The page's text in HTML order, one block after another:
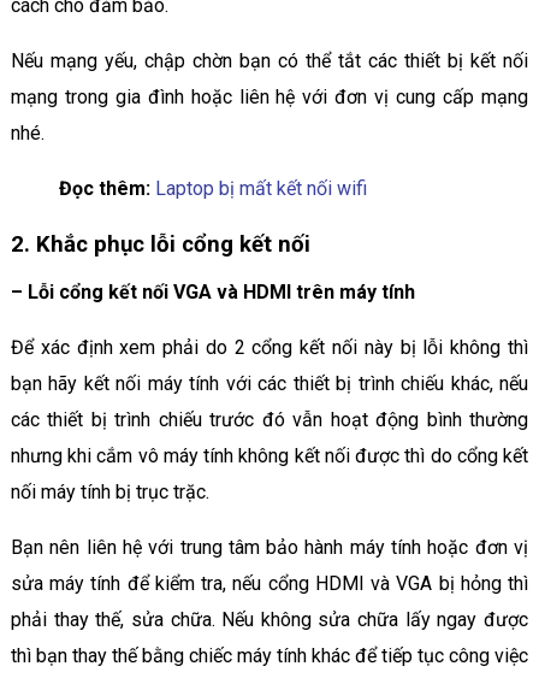
cách cho đảm bảo.
Nếu mạng yếu, chập chờn bạn có thể tắt các thiết bị kết nối
mạng trong gia đình hoặc liên hệ với đơn vị cung cấp mạng
nhé.
Đọc thêm: Laptop bị mất kết nối wifi
2. Khắc phục lỗi cổng kết nối
– Lỗi cổng kết nối VGA và HDMI trên máy tính
Để xác định xem phải do 2 cổng kết nối này bị lỗi không thì
bạn hãy kết nối máy tính với các thiết bị trình chiếu khác, nếu
các thiết bị trình chiếu trước đó vẫn hoạt động bình thường
nhưng khi cắm vô máy tính không kết nối được thì do cổng kết
nối máy tính bị trục trặc.
Bạn nên liên hệ với trung tâm bảo hành máy tính hoặc đơn vị
sửa máy tính để kiểm tra, nếu cổng HDMI và VGA bị hỏng thì
phải thay thế, sửa chữa. Nếu không sửa chữa lấy ngay được
thì bạn thay thế bằng chiếc máy tính khác để tiếp tục công việc